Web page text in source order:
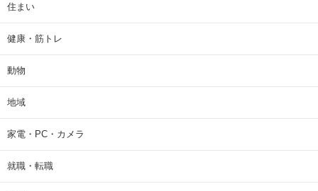
住まい
健康・筋トレ
動物
地域
家電・PC・カメラ
就職・転職